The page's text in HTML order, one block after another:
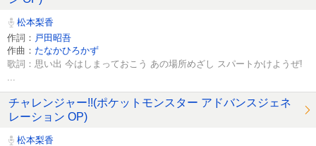
松本梨香
作詞： 戸田昭吾
作曲： たなかひろかず
歌詞：思い出 今はしまっておこう あの場所めざし スパートかけようぜ!
チャレンジャー!!(ポケットモンスター アドバンスジェネ
レーション OP)
松本梨香